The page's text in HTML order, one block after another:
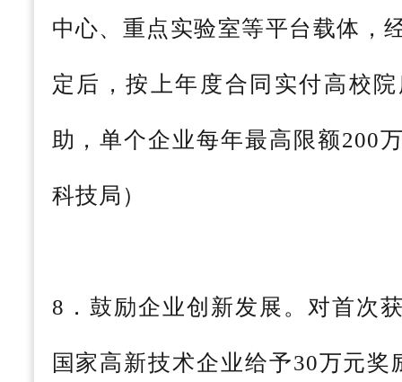
中心、重点实验室等平台载体，
定后，按上年度合同实付高校
助，单个企业每年最高限额200
科技局）
8．鼓励企业创新发展。对首次
国家高新技术企业给予30万元